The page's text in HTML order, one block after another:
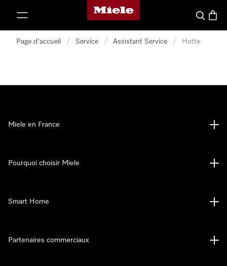
Page d'accueil Miele
Search
Page d'accueil / Service / Assistant Service / Hotte
Miele en France
Pourquoi choisir Miele
Smart Home
Partenaires commerciaux